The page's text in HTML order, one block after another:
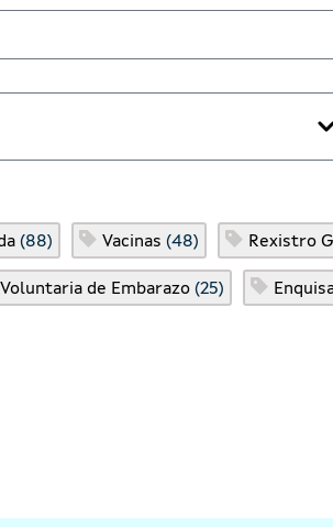
(88) Vacinas (48) Rexistro
de Embarazo (25)